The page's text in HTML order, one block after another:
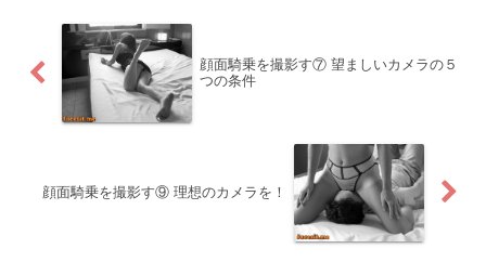
顔面騎乗を撮影す⑦ 望ましいカメラの５
つの条件
顔面騎乗を撮影す⑨ 理想のカメラを！